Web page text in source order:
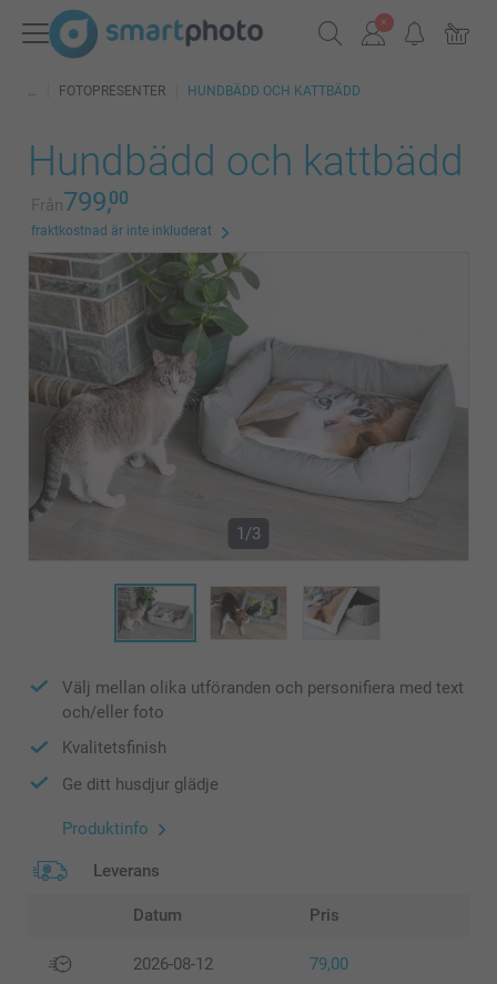
FOTOPRESENTER HUNDBÄDD OCH KATTBÄDD
Hundbädd och kattbädd
Från799,00
fraktkostnad är inte inkluderat
1/3
Välj mellan olika utföranden och personifiera med text
och/eller foto
Kvalitetsfinish
Ge ditt husdjur glädje
Produktinfo
Leverans
Datum Pris
2026-08-12 79,00